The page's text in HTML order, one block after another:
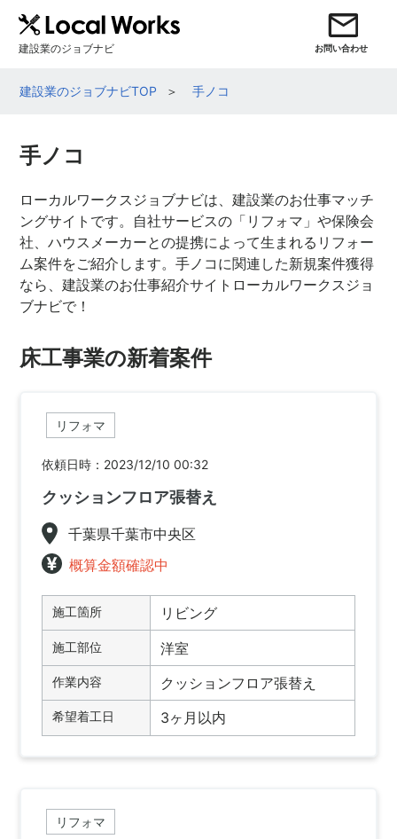
建設業のジョブナビ お問い合わせ
建設業のジョブナビTOP 手ノコ
手ノコ
ローカルワークスジョブナビは、建設業のお仕事マッチ
ングサイトです。自社サービスの「リフォマ」や保険会
社、ハウスメーカーとの提携によって生まれるリフォー
ム案件をご紹介します。手ノコに関連した新規案件獲得
なら、建設業のお仕事紹介サイトローカルワークスジョ
ブナビで！
床工事業の新着案件
リフォマ
依頼日時：2023/12/10 00:32
クッションフロア張替え
千葉県千葉市中央区
概算金額確認中
施工箇所 リビング
施工部位 洋室
作業内容 クッションフロア張替え
希望着工日 3ヶ月以内
リフォマ